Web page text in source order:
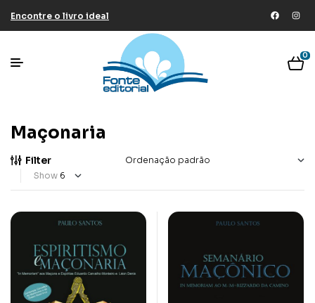
Encontre o livro ideal
0
Maçonaria
Filter
Show